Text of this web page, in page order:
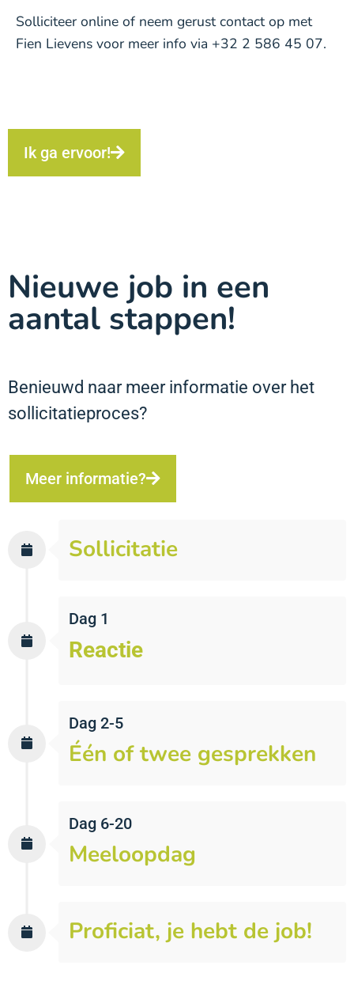
Solliciteer online of neem gerust contact op met
Fien Lievens voor meer info via +32 2 586 45 07.
Ik ga ervoor!
Nieuwe job in een
aantal stappen!
Benieuwd naar meer informatie over het
sollicitatieproces?
Meer informatie?
Sollicitatie
Dag 1
Reactie
Dag 2-5
Één of twee gesprekken
Dag 6-20
Meeloopdag
Proficiat, je hebt de job!